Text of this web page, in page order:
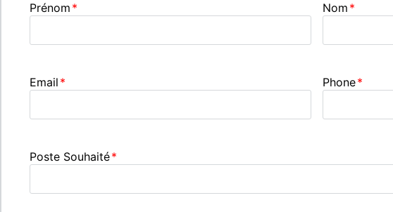
Prénom Nom
Email Phone
Poste Souhaité